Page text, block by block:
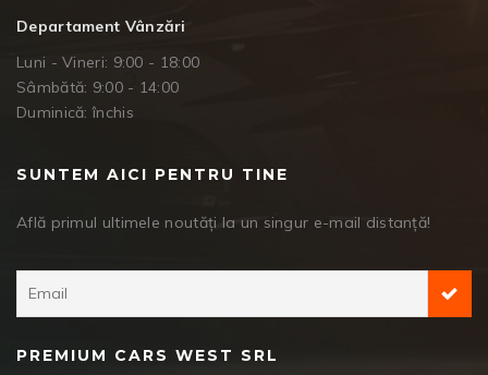
Departament Vânzări
Luni - Vineri: 9:00 - 18:00
Sâmbătă: 9:00 - 14:00
Duminică: închis
SUNTEM AICI PENTRU TINE
Află primul ultimele noutăți la un singur e-mail distanță!
PREMIUM CARS WEST SRL